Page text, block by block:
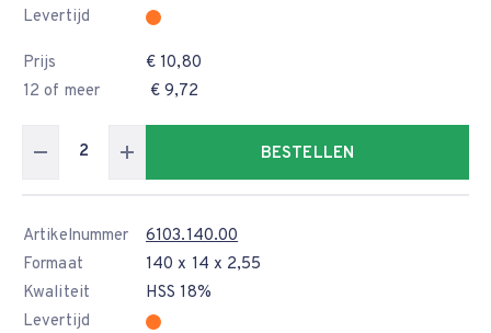
Levertijd
Prijs
€ 10,80
12 of meer
€ 9,72
BESTELLEN
Artikelnummer
6103.140.00
Formaat
140 x 14 x 2,55
Kwaliteit
HSS 18%
Levertijd